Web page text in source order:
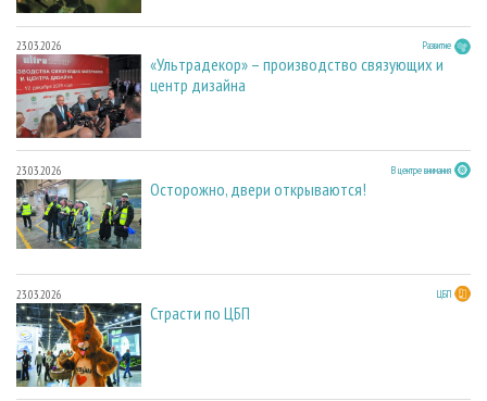
23.03.2026 Развитие
«Ультрадекор» – производство связующих и
центр дизайна
23.03.2026 В центре внимания
Осторожно, двери открываются!
23.03.2026 ЦБП
Страсти по ЦБП